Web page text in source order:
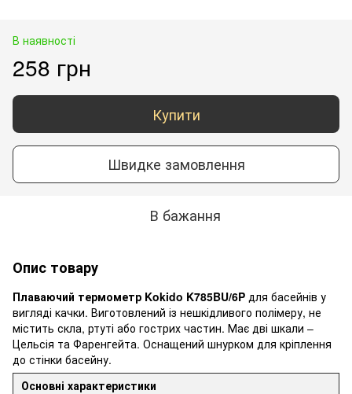
В наявності
258 грн
Купити
Швидке замовлення
В бажання
Опис товару
Плаваючий термометр Kokido K785BU/6P для басейнів у
вигляді качки. Виготовлений із нешкідливого полімеру, не
містить скла, ртуті або гострих частин. Має дві шкали –
Цельсія та Фаренгейта. Оснащений шнурком для кріплення
до стінки басейну.
Основні характеристики